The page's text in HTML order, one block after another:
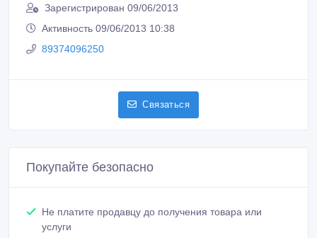
Зарегистрирован 09/06/2013
Активность 09/06/2013 10:38
89374096250
Связаться
Покупайте безопасно
Не платите продавцу до получения товара или
услуги